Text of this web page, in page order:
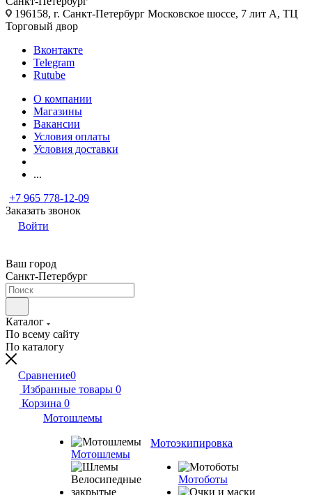
196158, г. Санкт-Петербург Московское шоссе, 7 лит А, ТЦ
Торговый двор
Вконтакте
Telegram
Rutube
О компании
Магазины
Вакансии
Условия оплаты
Условия доставки
...
+7 965 778-12-09
Заказать звонок
Войти
Ваш город
Санкт-Петербург
Каталог
По всему сайту
По каталогу
Сравнение0
Избранные товары 0
Корзина 0
Мотошлемы
Мотошлемы
Мотоэкипировка
Мотоботы